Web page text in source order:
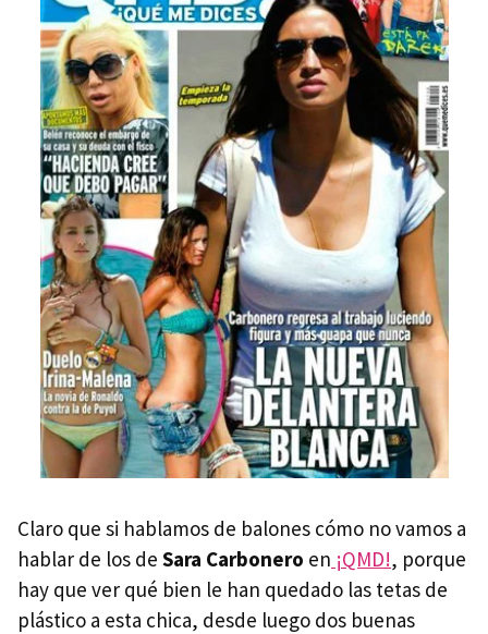
Claro que si hablamos de balones cómo no vamos a
hablar de los de Sara Carbonero en ¡QMD!, porque
hay que ver qué bien le han quedado las tetas de
plástico a esta chica, desde luego dos buenas